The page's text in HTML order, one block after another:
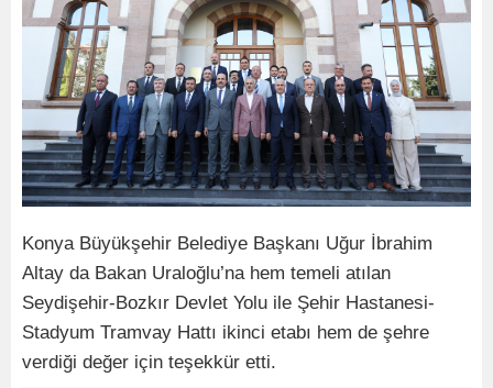
Konya Büyükşehir Belediye Başkanı Uğur İbrahim
Altay da Bakan Uraloğlu’na hem temeli atılan
Seydişehir-Bozkır Devlet Yolu ile Şehir Hastanesi-
Stadyum Tramvay Hattı ikinci etabı hem de şehre
verdiği değer için teşekkür etti.